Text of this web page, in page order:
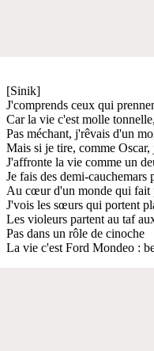
[Sinik]
J'comprends ceux qui
Car la vie c'est molle
Pas méchant, j'rêvais d'un
Mais si je tire, comme
J'affronte la vie comme un
Je fais des demi-
Au cœur d'un monde qui fait
J'vois les sœurs qui portent
Les violeurs partent au taf
Pas dans un rôle de cinoche
La vie c'est Ford Mondeo :